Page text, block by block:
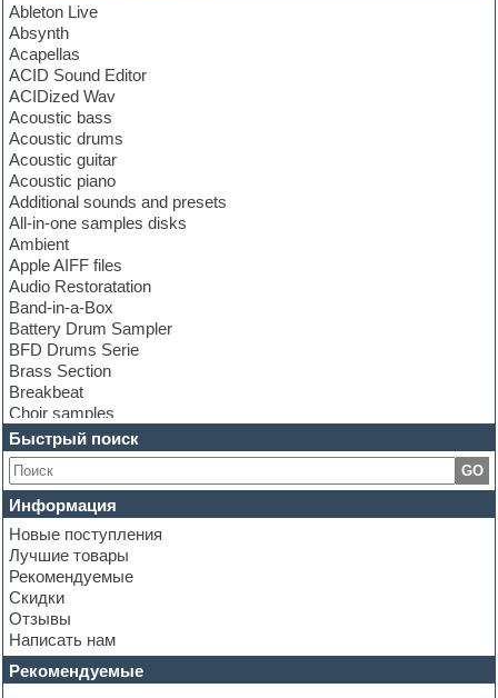
Ableton Live
Absynth
Acapellas
ACID Sound Editor
ACIDized Wav
Acoustic bass
Acoustic drums
Acoustic guitar
Acoustic piano
Additional sounds and presets
All-in-one samples disks
Ambient
Apple AIFF files
Audio Restoratation
Band-in-a-Box
Battery Drum Sampler
BFD Drums Serie
Brass Section
Breakbeat
Choir samples
Chris Hein Samples
Cinematic samples
Club bass
Club leads
Club sounds
Construction kits
Convolution
Cubase
Dance drums
Dance music production tutorials
DAW
Disco samples
DJ Software
Быстрый поиск
GO
Информация
Новые поступления
Лучшие товары
Рекомендуемые
Скидки
Отзывы
Написать нам
Рекомендуемые